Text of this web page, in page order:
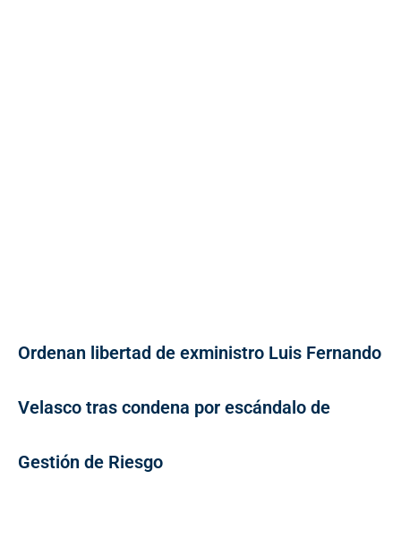
Ordenan libertad de exministro Luis Fernando
Velasco tras condena por escándalo de
Gestión de Riesgo